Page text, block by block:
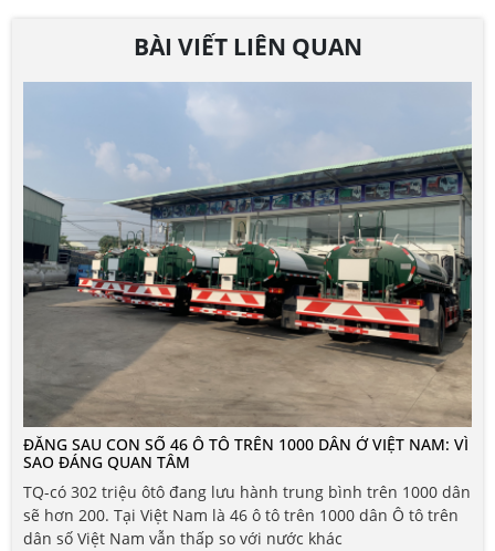
BÀI VIẾT LIÊN QUAN
ĐẰNG SAU CON SỐ 46 Ô TÔ TRÊN 1000 DÂN Ở VIỆT NAM: VÌ
SAO ĐÁNG QUAN TÂM
TQ-có 302 triệu ôtô đang lưu hành trung bình trên 1000 dân
sẽ hơn 200. Tại Việt Nam là 46 ô tô trên 1000 dân Ô tô trên
dân số Việt Nam vẫn thấp so với nước khác